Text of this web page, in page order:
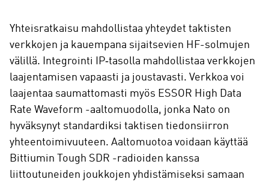
Yhteisratkaisu mahdollistaa yhteydet taktisten
verkkojen ja kauempana sijaitsevien HF-solmujen
välillä. Integrointi IP‑tasolla mahdollistaa verkkojen
laajentamisen vapaasti ja joustavasti. Verkkoa voi
laajentaa saumattomasti myös ESSOR High Data
Rate Waveform -aaltomuodolla, jonka Nato on
hyväksynyt standardiksi taktisen tiedonsiirron
yhteentoimivuuteen. Aaltomuotoa voidaan käyttää
Bittiumin Tough SDR -radioiden kanssa
liittoutuneiden joukkojen yhdistämiseksi samaan